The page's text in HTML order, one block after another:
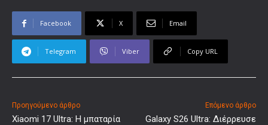
Facebook X Email
Telegram Viber Copy URL
Προηγούμενο άρθρο
Xiaomi 17 Ultra: Η μπαταρία
Επόμενο άρθρο
Galaxy S26 Ultra: Διέρρευσε